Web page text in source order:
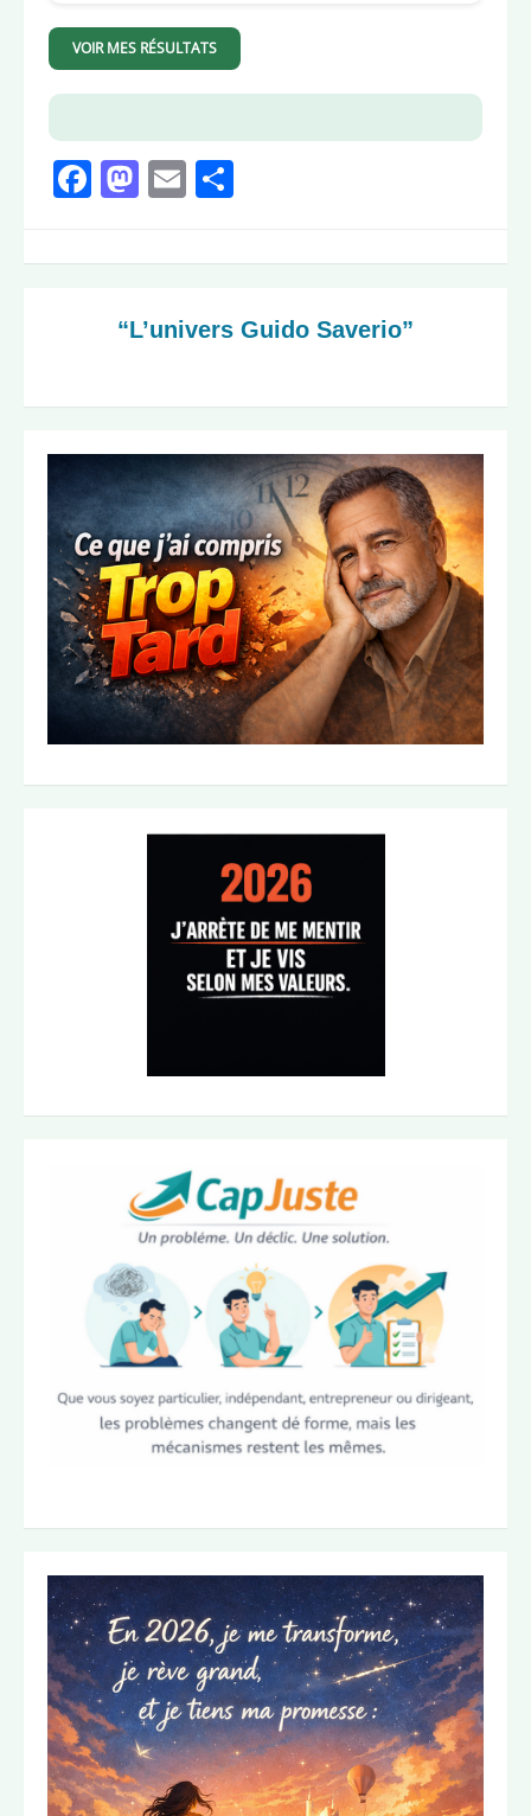
VOIR MES RÉSULTATS
Facebook
Mastodon
Email
“L’univers Guido Saverio”